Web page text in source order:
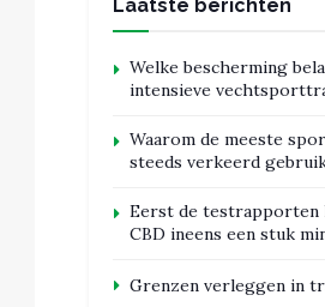
Laatste berichten
Welke bescherming
intensieve
Waarom de meeste
steeds verkeerd
Eerst de testrapporten
CBD ineens een stuk
Grenzen verleggen in